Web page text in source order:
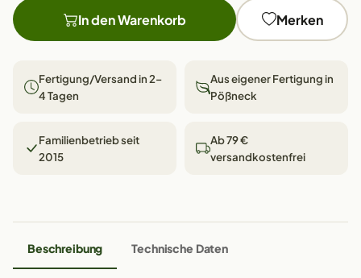
In den Warenkorb Merken
Fertigung/Versand in 2–
4 Tagen
Aus eigener Fertigung in
Pößneck
Familienbetrieb seit
2015
Ab 79 €
versandkostenfrei
Beschreibung Technische Daten